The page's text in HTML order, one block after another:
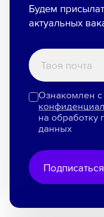
Будем
актуальных
Ознакомлен с
на обработку
данных
Подписаться